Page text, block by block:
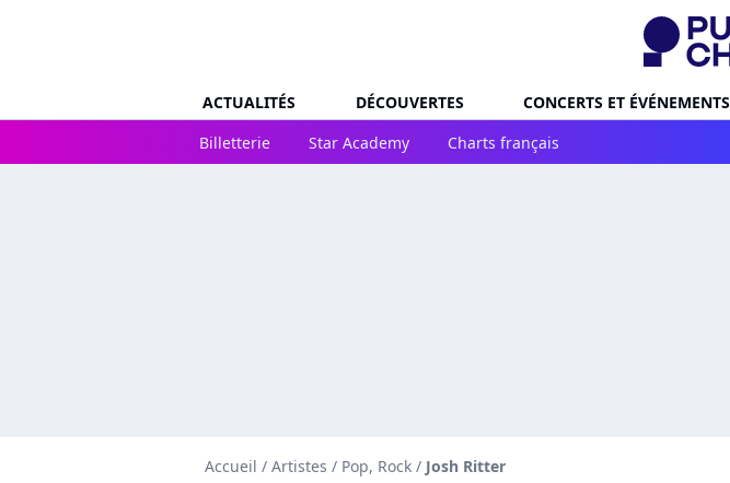
ACTUALITÉS DÉCOUVERTES CONCERTS ET ÉVÉNEMENTS
Billetterie
Star Academy Charts français
Accueil / Artistes / Pop, Rock / Josh Ritter